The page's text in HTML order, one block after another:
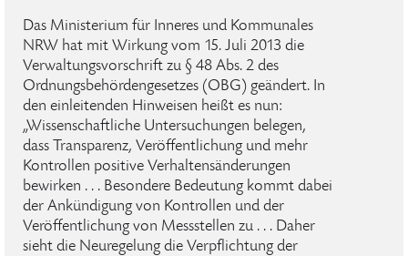
Das Ministerium für Inneres und Kommunales
NRW hat mit Wirkung vom 15. Juli 2013 die
Verwaltungsvorschrift zu § 48 Abs. 2 des
Ordnungsbehördengesetzes (OBG) geändert. In
den einleitenden Hinweisen heißt es nun:
„Wissenschaftliche Untersuchungen belegen,
dass Transparenz, Veröffentlichung und mehr
Kontrollen positive Verhaltensänderungen
bewirken . . . Besondere Bedeutung kommt dabei
der Ankündigung von Kontrollen und der
Veröffentlichung von Messstellen zu . . . Daher
sieht die Neuregelung die Verpflichtung der